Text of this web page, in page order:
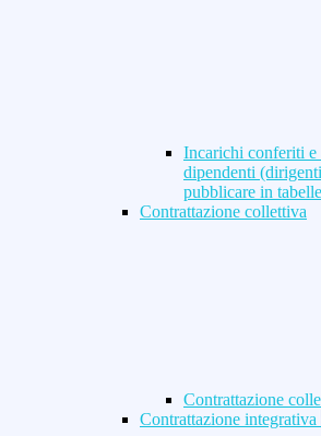
Incarichi conferiti e
dipendenti
pubblicare in
Contrattazione collettiva
Contrattazione
Contrattazione integrativa